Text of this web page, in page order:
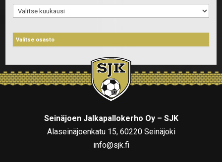
Arkistot
Seinäjoen Jalkapallokerho Oy – SJK
Alaseinäjoenkatu 15, 60220 Seinäjoki
info@sjk.fi